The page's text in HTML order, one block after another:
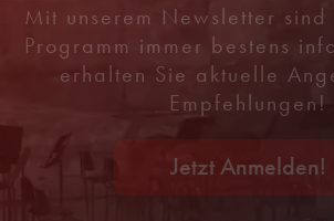
Mit unserem Newsletter
Programm immer bestens
erhalten Sie aktuelle
Empfehlungen!
Jetzt Anmelden!